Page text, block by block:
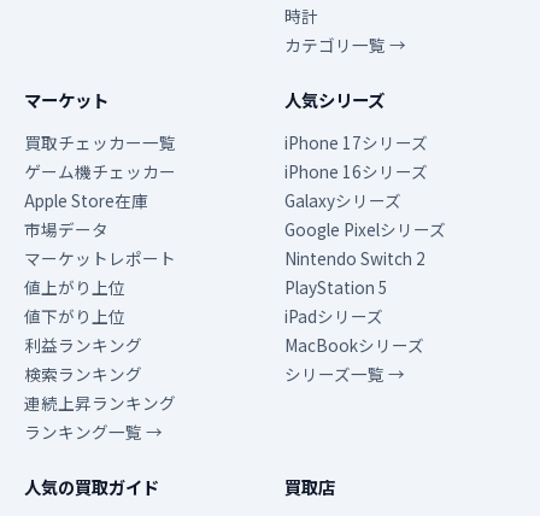
時計
カテゴリ一覧 →
マーケット
買取チェッカー一覧
ゲーム機チェッカー
Apple Store在庫
市場データ
マーケットレポート
値上がり上位
値下がり上位
利益ランキング
検索ランキング
連続上昇ランキング
ランキング一覧 →
人気シリーズ
iPhone 17シリーズ
iPhone 16シリーズ
Galaxyシリーズ
Google Pixelシリーズ
Nintendo Switch 2
PlayStation 5
iPadシリーズ
MacBookシリーズ
シリーズ一覧 →
人気の買取ガイド 買取店